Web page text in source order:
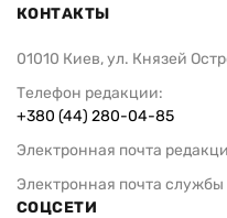
КОНТАКТЫ
01010 Киев, ул. Князей
Телефон редакции:
+380 (44) 280-04-85
Электронная почта
Электронная почта службы
СОЦСЕТИ